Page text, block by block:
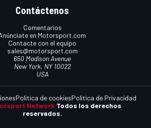
Contáctenos
Comentarios
en Motorsport.com
Contacte con el equipo
sales@motorsport.com
650 Madison Avenue
New York, NY 10022
USA
Network Todos los derechos
reservados.
Política de cookiesPolítica de Privacidad